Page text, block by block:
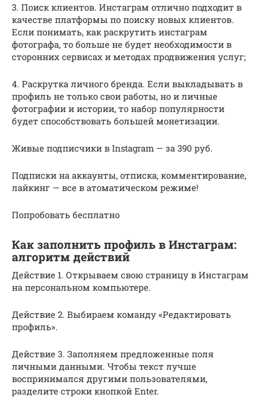
3. Поиск клиентов. Инстаграм отлично подходит в
качестве платформы по поиску новых клиентов.
Если понимать, как раскрутить инстаграм
фотографа, то больше не будет необходимости в
сторонних сервисах и методах продвижения услуг;
4. Раскрутка личного бренда. Если выкладывать в
профиль не только свои работы, но и личные
фотографии и истории, то набор популярности
будет способствовать большей монетизации.
Живые подписчики в Instagram — за 390 руб.
Подписки на аккаунты, отписка, комментирование,
лайкинг — все в атоматическом режиме!
Попробовать бесплатно
Как заполнить профиль в Инстаграм:
алгоритм действий
Действие 1. Открываем свою страницу в Инстаграм
на персональном компьютере.
Действие 2. Выбираем команду «Редактировать
профиль».
Действие 3. Заполняем предложенные поля
личными данными. Чтобы текст лучше
воспринимался другими пользователями,
разделите строки кнопкой Enter.